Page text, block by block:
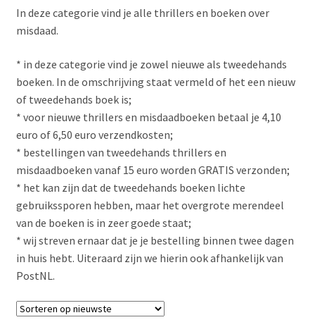
Contact
In deze categorie vind je alle thrillers en boeken over
misdaad.
* in deze categorie vind je zowel nieuwe als tweedehands
boeken. In de omschrijving staat vermeld of het een nieuw
of tweedehands boek is;
* voor nieuwe thrillers en misdaadboeken betaal je 4,10
euro of 6,50 euro verzendkosten;
* bestellingen van tweedehands thrillers en
misdaadboeken vanaf 15 euro worden GRATIS verzonden;
* het kan zijn dat de tweedehands boeken lichte
gebruikssporen hebben, maar het overgrote merendeel
van de boeken is in zeer goede staat;
* wij streven ernaar dat je je bestelling binnen twee dagen
in huis hebt. Uiteraard zijn we hierin ook afhankelijk van
PostNL.